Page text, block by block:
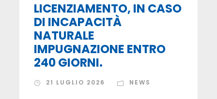
LICENZIAMENTO, IN CASO
DI INCAPACITÀ
NATURALE
IMPUGNAZIONE ENTRO
240 GIORNI.
21 LUGLIO 2026 NEWS